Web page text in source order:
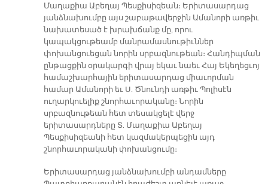
Մաղաքիա Աբեղայ Պեսքիսիզեան։ Երիտասարդաց
յանձնախումբը այս շաբաթավերջին Ամանորի առթիւ
նախատեսած է խրախճանք մը, որու
կապակցութեամբ մանրամասնութիւններ
փոխանցուեցան նորին սրբազնութեան։ Հանդիպման
ընթացքին օրակարգի վրայ եկաւ նաեւ Հայ Եկեղեցւոյ
համաշխարհային երիտասարդաց միաւորման
համար Ամանորի եւ Ս. Ծնունդի առթիւ Պոլիսէն
ուղարկուելիք շնորհաւորականը։ Նորին
սրբազնութեան հետ տեսակցելէ վերջ
երիտասարդները Տ. Մաղաքիա Աբեղայ
Պեսքիսիզեանի հետ կազմակերպեցին այդ
շնորհաւորականի փոխանցումը։
Երիտասարդաց յանձնախումբի անդամները